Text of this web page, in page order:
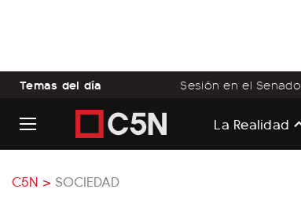
Temas del día Sesión en el Senado
La Realidad
C5N > SOCIEDAD